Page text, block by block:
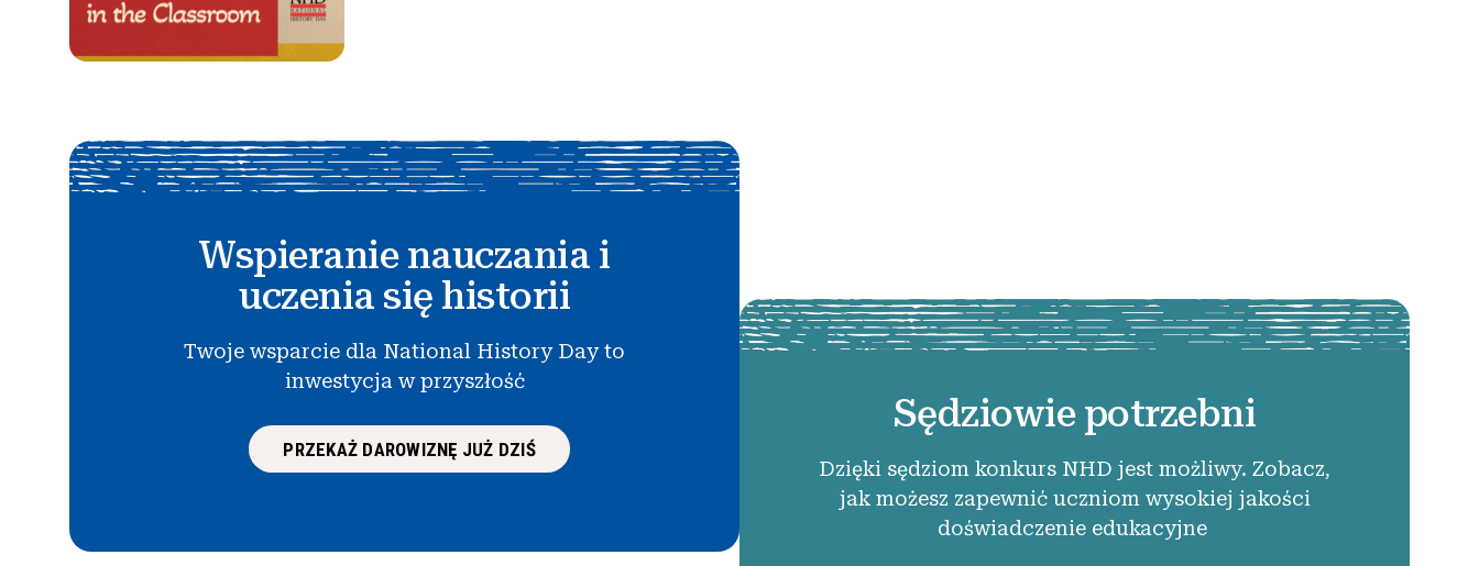
Wspieranie nauczania i
uczenia się historii
Twoje wsparcie dla National History Day to
inwestycja w przyszłość
PRZEKAŻ DAROWIZNĘ JUŻ DZIŚ
Sędziowie potrzebni
Dzięki sędziom konkurs NHD jest możliwy. Zobacz,
jak możesz zapewnić uczniom wysokiej jakości
doświadczenie edukacyjne